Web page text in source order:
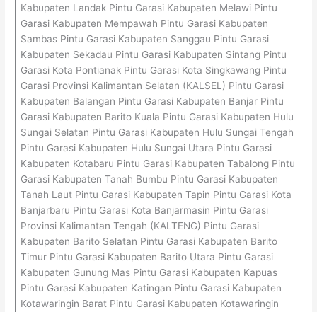
Kabupaten Landak Pintu Garasi Kabupaten Melawi Pintu
Garasi Kabupaten Mempawah Pintu Garasi Kabupaten
Sambas Pintu Garasi Kabupaten Sanggau Pintu Garasi
Kabupaten Sekadau Pintu Garasi Kabupaten Sintang Pintu
Garasi Kota Pontianak Pintu Garasi Kota Singkawang Pintu
Garasi Provinsi Kalimantan Selatan (KALSEL) Pintu Garasi
Kabupaten Balangan Pintu Garasi Kabupaten Banjar Pintu
Garasi Kabupaten Barito Kuala Pintu Garasi Kabupaten Hulu
Sungai Selatan Pintu Garasi Kabupaten Hulu Sungai Tengah
Pintu Garasi Kabupaten Hulu Sungai Utara Pintu Garasi
Kabupaten Kotabaru Pintu Garasi Kabupaten Tabalong Pintu
Garasi Kabupaten Tanah Bumbu Pintu Garasi Kabupaten
Tanah Laut Pintu Garasi Kabupaten Tapin Pintu Garasi Kota
Banjarbaru Pintu Garasi Kota Banjarmasin Pintu Garasi
Provinsi Kalimantan Tengah (KALTENG) Pintu Garasi
Kabupaten Barito Selatan Pintu Garasi Kabupaten Barito
Timur Pintu Garasi Kabupaten Barito Utara Pintu Garasi
Kabupaten Gunung Mas Pintu Garasi Kabupaten Kapuas
Pintu Garasi Kabupaten Katingan Pintu Garasi Kabupaten
Kotawaringin Barat Pintu Garasi Kabupaten Kotawaringin